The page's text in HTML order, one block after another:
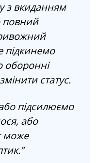
з вкиданням
повний
підкинемо
оборонні
статус.
підсилюємо
або
може